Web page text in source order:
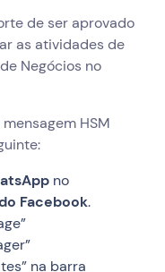
de ser aprovado
as atividades de
Negócios no
HSM
no
Facebook.
na barra